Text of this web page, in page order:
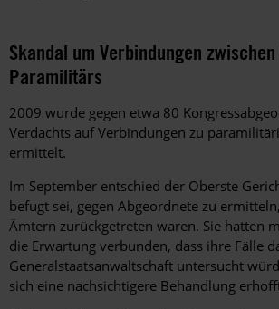
Skandal um Verbindungen
Paramilitärs
2009 wurde gegen etwa 80
Verdachts auf Verbindungen zu
ermittelt.
Im September entschied der Oberste
befugt sei, gegen Abgeordnete zu
Ämtern zurückgetreten waren. Sie hatten
die Erwartung verbunden, dass ihre Fälle
Generalstaatsanwaltschaft untersucht
sich eine nachsichtigere Behandlung